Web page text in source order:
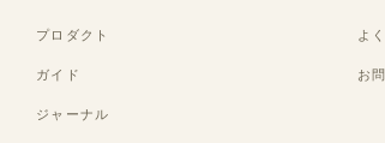
プロダクト
ガイド
ジャーナル
よ
お